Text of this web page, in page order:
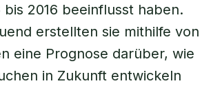
bis 2016 beeinflusst haben.
erstellten sie mithilfe von
eine Prognose darüber, wie
in Zukunft entwickeln